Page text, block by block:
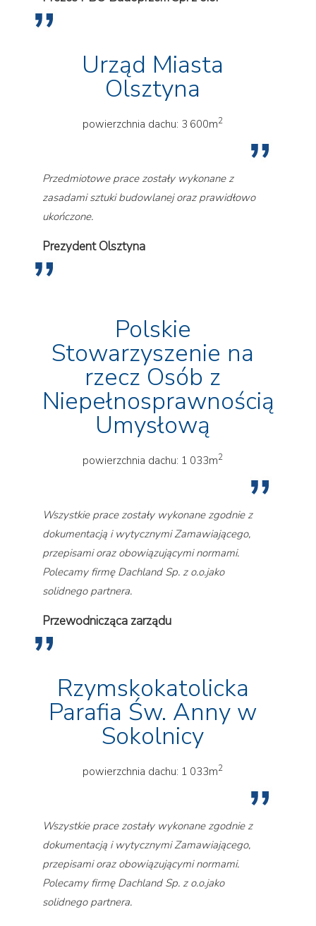
Urząd Miasta
Olsztyna
powierzchnia dachu: 3 600m2
Przedmiotowe prace zostały wykonane z
zasadami sztuki budowlanej oraz prawidłowo
ukończone.
Prezydent Olsztyna
Polskie
Stowarzyszenie na
rzecz Osób z
Niepełnosprawnością
Umysłową
powierzchnia dachu: 1 033m2
Wszystkie prace zostały wykonane zgodnie z
dokumentacją i wytycznymi Zamawiającego,
przepisami oraz obowiązującymi normami.
Polecamy firmę Dachland Sp. z o.o.jako
solidnego partnera.
Przewodnicząca zarządu
Rzymskokatolicka
Parafia Św. Anny w
Sokolnicy
powierzchnia dachu: 1 033m2
Wszystkie prace zostały wykonane zgodnie z
dokumentacją i wytycznymi Zamawiającego,
przepisami oraz obowiązującymi normami.
Polecamy firmę Dachland Sp. z o.o.jako
solidnego partnera.